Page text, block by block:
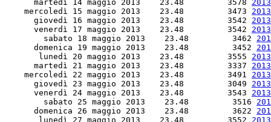
      martedì 14 maggio 2013    23.48         3578
    mercoledì 15 maggio 2013    23.48         3473
      giovedì 16 maggio 2013    23.48         3542
      venerdì 17 maggio 2013    23.48         3542
        sabato 18 maggio 2013    23.48         3462
      domenica 19 maggio 2013    23.48         3452
       lunedì 20 maggio 2013    23.48         3555
      martedì 21 maggio 2013    23.48         3337
    mercoledì 22 maggio 2013    23.48         3491
      giovedì 23 maggio 2013    23.48         3049
      venerdì 24 maggio 2013    23.48         3543
        sabato 25 maggio 2013    23.48         3516
      domenica 26 maggio 2013    23.48         3622
       lunedì 27 maggio 2013    23.48         3552